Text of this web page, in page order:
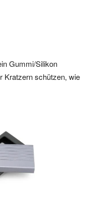
Gummi/Silikon
Kratzern schützen, wie